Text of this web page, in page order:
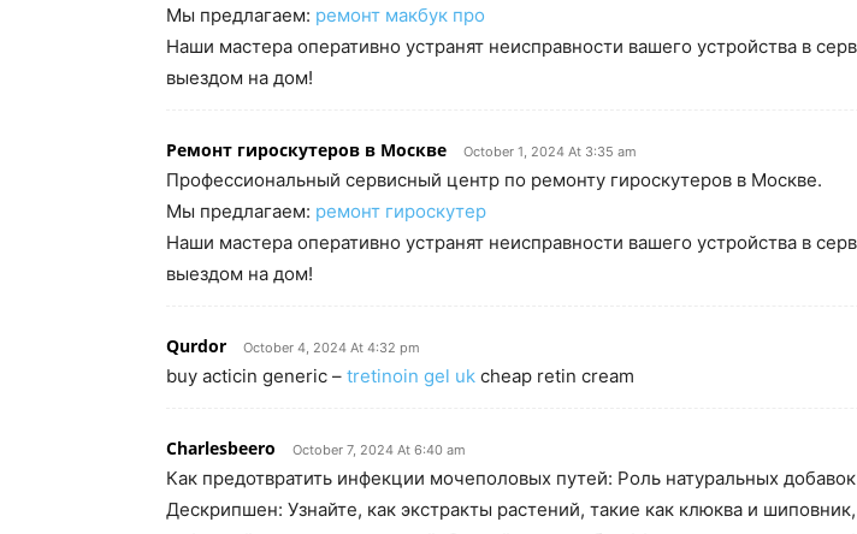
Мы предлагаем: ремонт макбук про
Наши мастера оперативно устранят неисправности вашего устройства в
выездом на дом!
Ремонт гироскутеров в Москве October 1, 2024 At 3:35 am
Профессиональный сервисный центр по ремонту гироскутеров в Москве.
Мы предлагаем: ремонт гироскутер
Наши мастера оперативно устранят неисправности вашего устройства в
выездом на дом!
Qurdor October 4, 2024 At 4:32 pm
buy acticin generic – tretinoin gel uk cheap retin cream
Charlesbeero October 7, 2024 At 6:40 am
Как предотвратить инфекции мочеполовых путей: Роль натуральных добавок
Дескрипшен: Узнайте, как экстракты растений, такие как клюква и